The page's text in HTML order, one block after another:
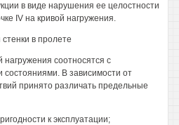
в виде нарушения ее целостности
IV на кривой нагружения.
в пролете
нагружения соотносятся с
В зависимости от
принято различать предельные
к эксплуатации;